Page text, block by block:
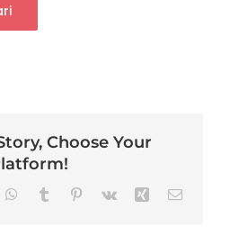
Choose Your
WhatsApp
TumblrPinterest
Vk XingEmail